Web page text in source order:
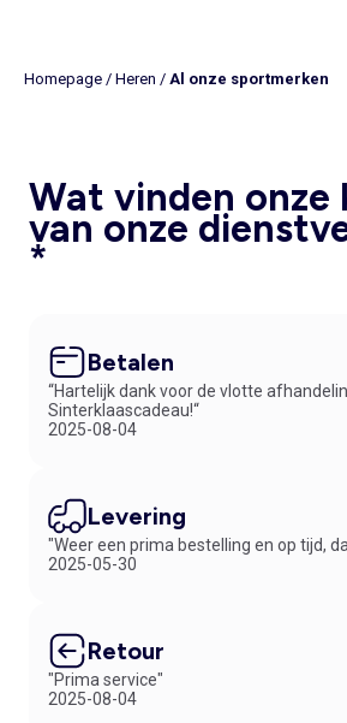
Homepage / Heren / Al onze sportmerken
Wat vinden onze
van onze
*
Betalen
“Hartelijk dank voor de vlotte
Sinterklaascadeau!“
2025-08-04
Levering
"Weer een prima bestelling en op tijd,
2025-05-30
Retour
"Prima service"
2025-08-04